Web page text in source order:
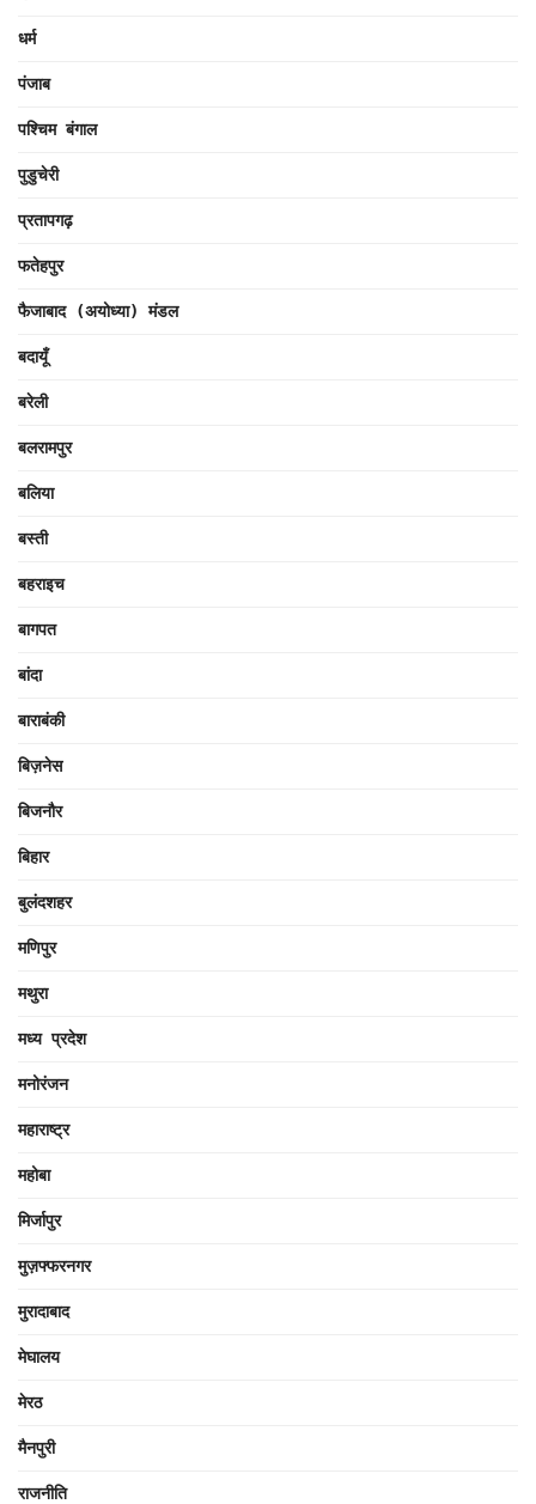
धर्म
पंजाब
पश्चिम बंगाल
पुडुचेरी
प्रतापगढ़
फतेहपुर
फैजाबाद (अयोध्या) मंडल
बदायूँ
बरेली
बलरामपुर
बलिया
बस्ती
बहराइच
बागपत
बांदा
बाराबंकी
बिज़नेस
बिजनौर
बिहार
बुलंदशहर
मणिपुर
मथुरा
मध्य प्रदेश
मनोरंजन
महाराष्ट्र
महोबा
मिर्जापुर
मुज़फ्फरनगर
मुरादाबाद
मेघालय
मेरठ
मैनपुरी
राजनीति